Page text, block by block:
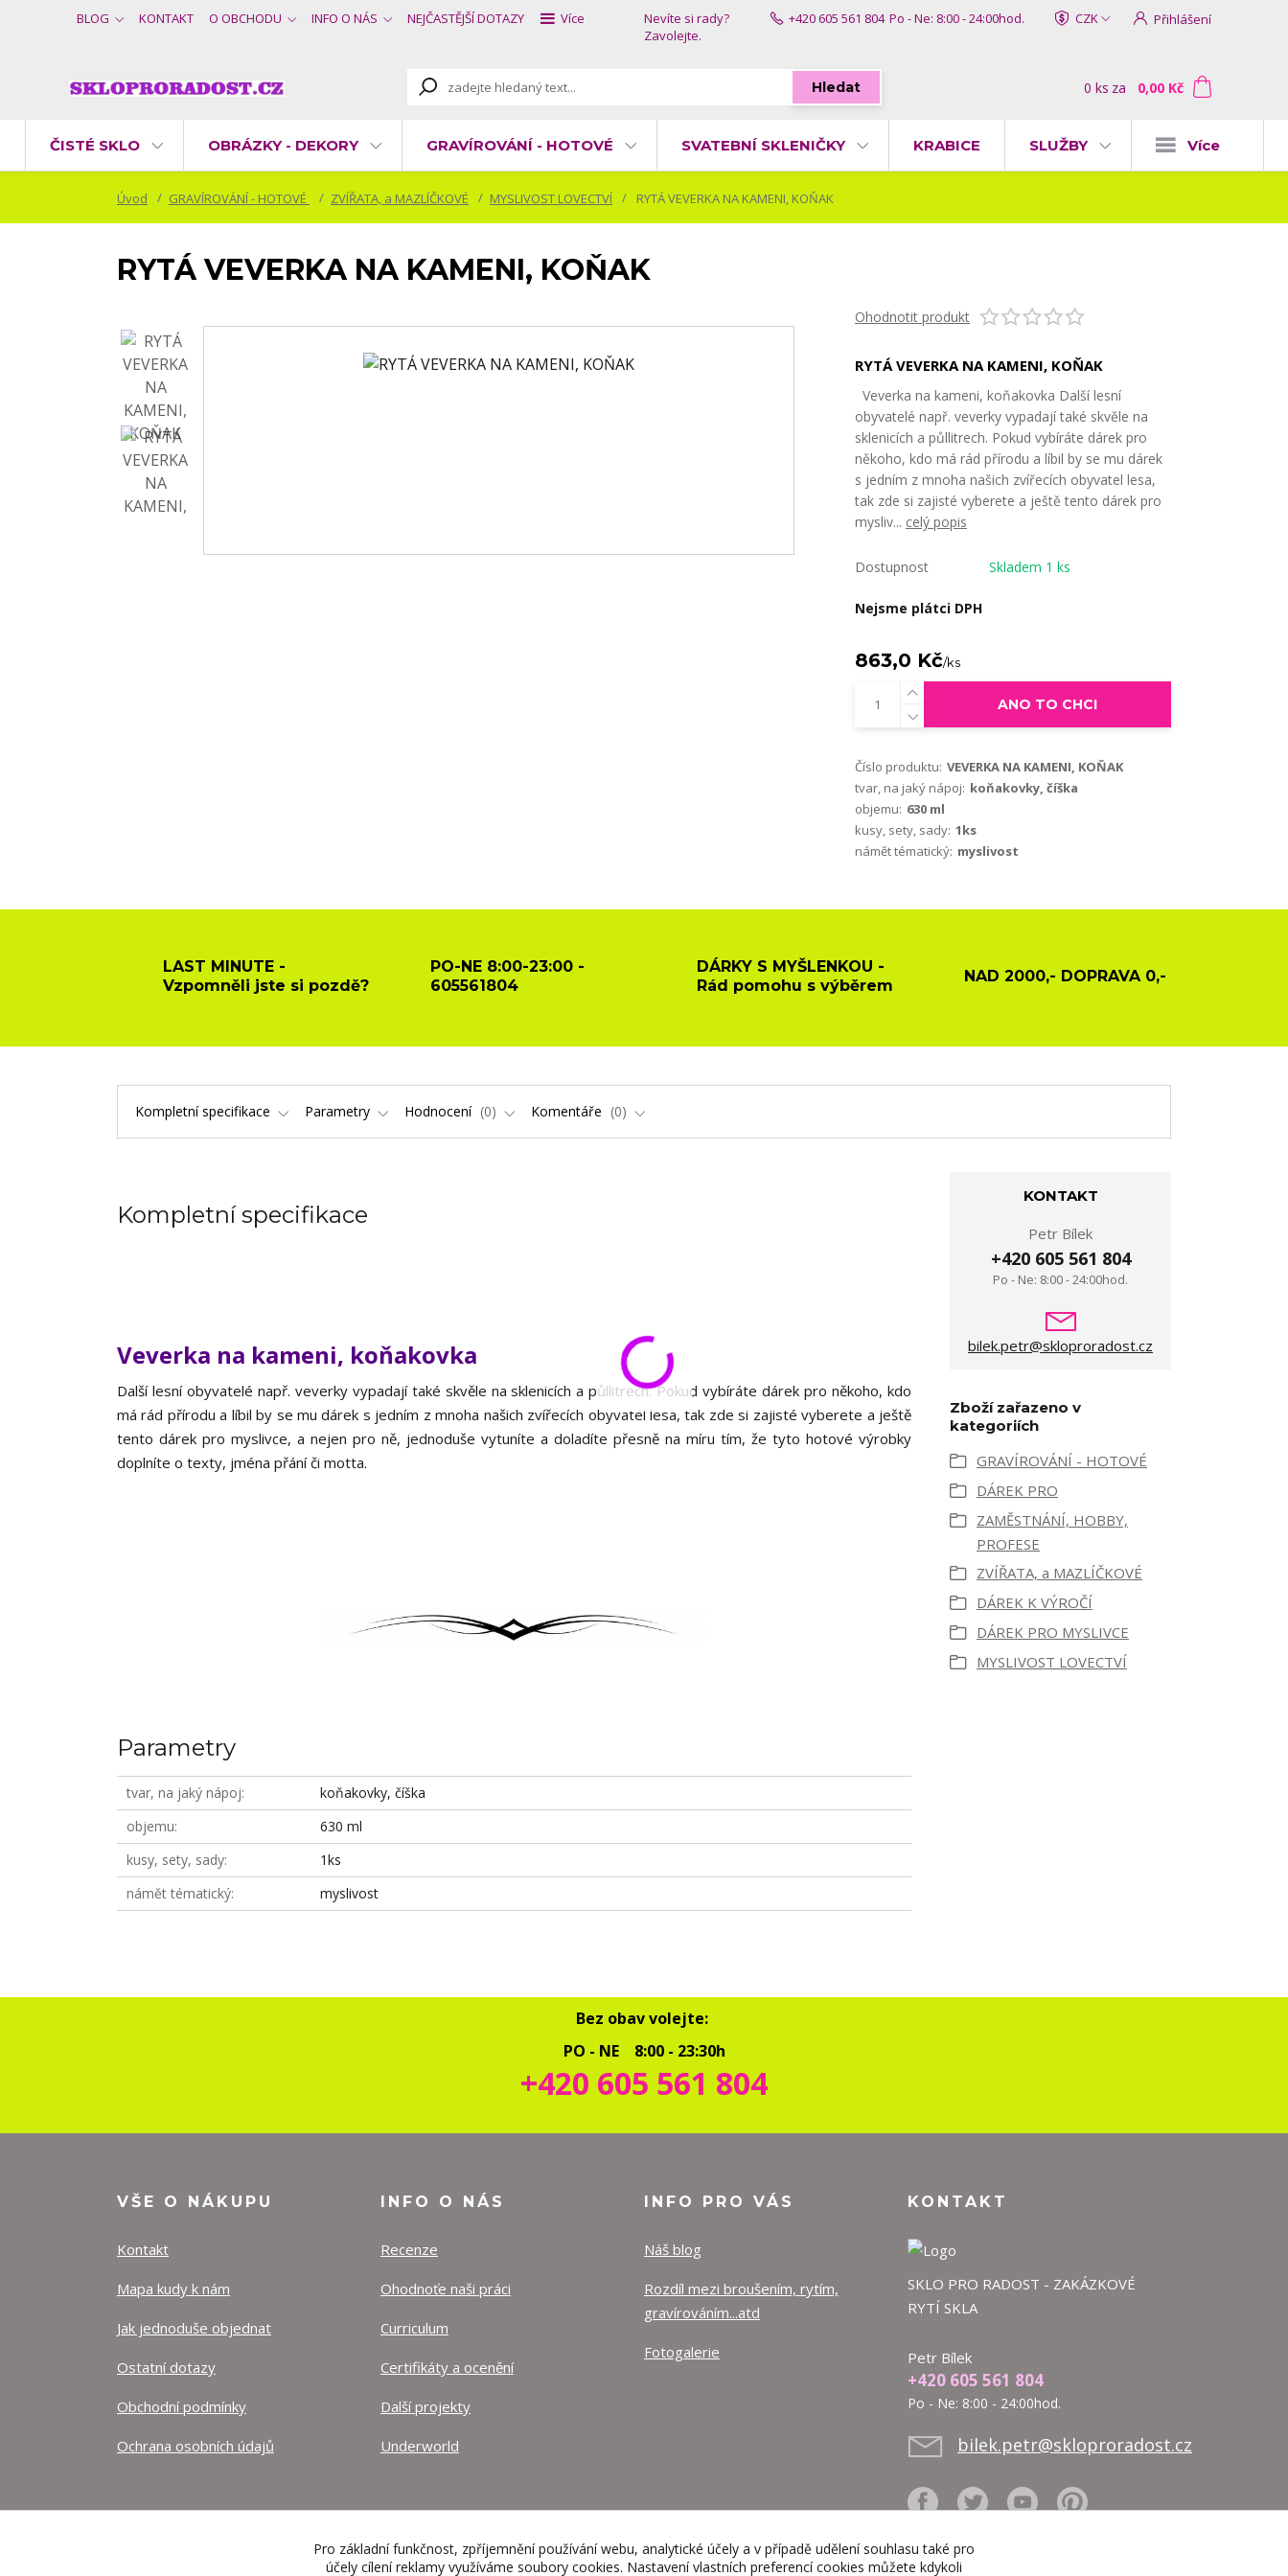
BLOG KONTAKT O OBCHODU INFO O NÁS NEJČASTĚJŠÍ DOTAZY Více CZK Přihlášení
Hledat
Nevíte si rady?
Zavolejte.
+420 605 561 804 Po - Ne: 8:00 - 24:00hod.
0 ks za 0,00 Kč
ČISTÉ SKLO OBRÁZKY - DEKORY GRAVÍROVÁNÍ - HOTOVÉ SVATEBNÍ SKLENIČKY KRABICE SLUŽBY Více
Úvod GRAVÍROVÁNÍ - HOTOVÉ ZVÍŘATA, a MAZLÍČKOVÉ MYSLIVOST LOVECTVÍ RYTÁ VEVERKA NA KAMENI, KOŇAK
RYTÁ VEVERKA NA KAMENI, KOŇAK
Ohodnotit produkt
RYTÁ VEVERKA NA KAMENI, KOŇAK
Veverka na kameni, koňakovka Další lesní
obyvatelé např. veverky vypadají také skvěle na
sklenicích a půllitrech. Pokud vybíráte dárek pro
někoho, kdo má rád přírodu a líbil by se mu dárek
s jedním z mnoha našich zvířecích obyvatel lesa,
tak zde si zajisté vyberete a ještě tento dárek pro
mysliv... celý popis
Dostupnost Skladem 1 ks
Nejsme plátci DPH
863,0 Kč/ks
ANO TO CHCI
Číslo produktu: VEVERKA NA KAMENI, KOŇAK
tvar, na jaký nápoj: koňakovky, číška
objemu: 630 ml
kusy, sety, sady: 1ks
námět tématický: myslivost
LAST MINUTE -
Vzpomněli jste si pozdě?
PO-NE 8:00-23:00 -
605561804
DÁRKY S MYŠLENKOU -
Rád pomohu s výběrem
NAD 2000,- DOPRAVA 0,-
Kompletní specifikace Parametry Hodnocení 0 Komentáře 0
Kompletní specifikace
Veverka na kameni, koňakovka
Další lesní obyvatelé např. veverky vypadají také skvěle na sklenicích a půllitrech. Pokud vybíráte dárek pro někoho, kdo
má rád přírodu a líbil by se mu dárek s jedním z mnoha našich zvířecích obyvatel lesa, tak zde si zajisté vyberete a ještě
tento dárek pro myslivce, a nejen pro ně, jednoduše vytuníte a doladíte přesně na míru tím, že tyto hotové výrobky
doplníte o texty, jména přání či motta.
Parametry
tvar, na jaký nápoj
koňakovky, číška
objemu
630 ml
kusy, sety, sady
1ks
námět tématický
myslivost
KONTAKT
Petr Bílek
+420 605 561 804
Po - Ne: 8:00 - 24:00hod.
bilek.petr@skloproradost.cz
Zboží zařazeno v
kategoriích
GRAVÍROVÁNÍ - HOTOVÉ
DÁREK PRO
ZAMĚSTNÁNÍ, HOBBY,
PROFESE
ZVÍŘATA, a MAZLÍČKOVÉ
DÁREK K VÝROČÍ
DÁREK PRO MYSLIVCE
MYSLIVOST LOVECTVÍ
Bez obav volejte:
PO - NE 8:00 - 23:30h
+420 605 561 804
VŠE O NÁKUPU
Kontakt
Mapa kudy k nám
Jak jednoduše objednat
Ostatní dotazy
Obchodní podmínky
Ochrana osobních údajů
INFO O NÁS
Recenze
Ohodnoťe naši práci
Curriculum
Certifikáty a ocenění
Další projekty
Underworld
INFO PRO VÁS
Náš blog
Rozdíl mezi broušením, rytím,
gravírováním...atd
Fotogalerie
KONTAKT
SKLO PRO RADOST - ZAKÁZKOVÉ
RYTÍ SKLA
Petr Bílek
+420 605 561 804
Po - Ne: 8:00 - 24:00hod.
bilek.petr@skloproradost.cz
Pro základní funkčnost, zpříjemnění používání webu, analytické účely a v případě udělení souhlasu také pro
účely cílení reklamy využíváme soubory cookies. Nastavení vlastních preferencí cookies můžete kdykoli